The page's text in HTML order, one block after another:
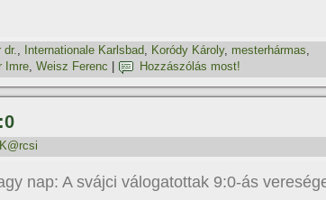
dr., Internationale Karlsbad, Koródy Károly, mesterhármas,
Imre, Weisz Ferenc Hozzászólás most!
K@rcsi
nap: A svájci válogatottak 9:0-ás